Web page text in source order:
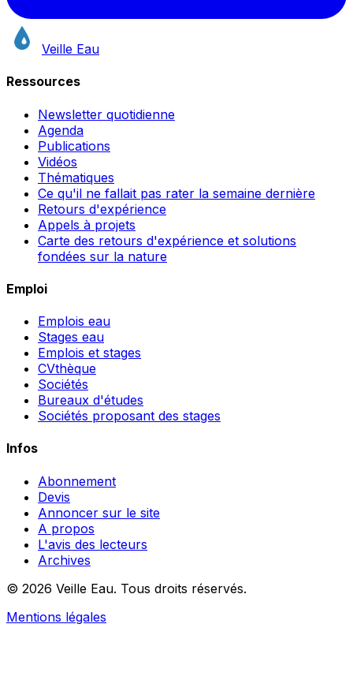
Veille Eau
Ressources
Newsletter quotidienne
Agenda
Publications
Vidéos
Thématiques
Ce qu'il ne fallait pas rater la semaine dernière
Retours d'expérience
Appels à projets
Carte des retours d'expérience et solutions
fondées sur la nature
Emploi
Emplois eau
Stages eau
Emplois et stages
CVthèque
Sociétés
Bureaux d'études
Sociétés proposant des stages
Infos
Abonnement
Devis
Annoncer sur le site
A propos
L'avis des lecteurs
Archives
© 2026 Veille Eau. Tous droits réservés.
Mentions légales